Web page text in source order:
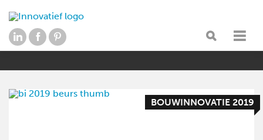
BOUWINNOVATIE 2019